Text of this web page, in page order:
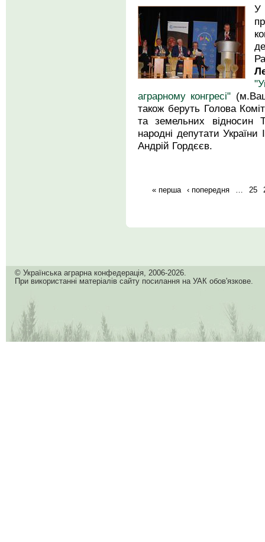
У
аграрному конгресі"
також беруть Голова
та земельних відносин
народні депутати
Андрій Гордєєв.
« перша ‹ попередня … 25
© Українська аграрна конфедерація, 2006-2026.
При використанні матеріалів сайту посилання на УАК обов'язкове.